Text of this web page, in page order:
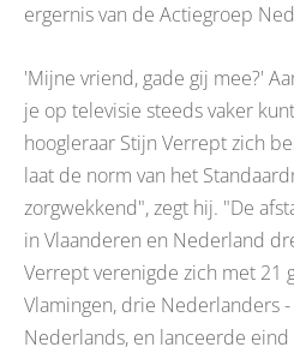
ergernis van de Actiegroep
'Mijne vriend, gade gij mee?'
je op televisie steeds vaker
hoogleraar Stijn Verrept zich
laat de norm van het
zorgwekkend", zegt hij. "De
in Vlaanderen en Nederland
Verrept verenigde zich met 21
Vlamingen, drie Nederlanders
Nederlands, en lanceerde